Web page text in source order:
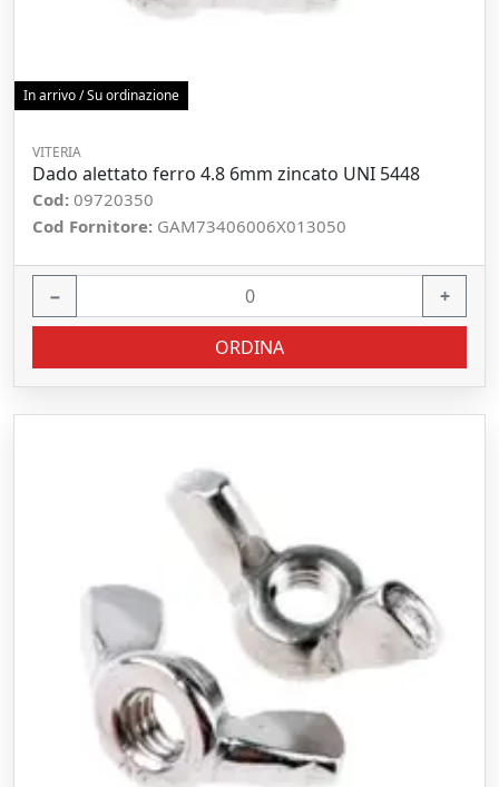
In arrivo / Su ordinazione
VITERIA
Dado alettato ferro 4.8 6mm zincato UNI 5448
Cod: 09720350
Cod Fornitore: GAM73406006X013050
− +
ORDINA